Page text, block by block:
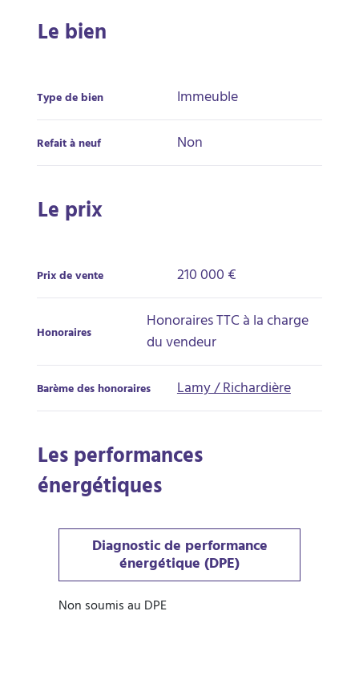
Le bien
Type de bien Immeuble
Refait à neuf Non
Le prix
Prix de vente 210 000 €
Honoraires Honoraires TTC à la charge
du vendeur
Barème des honoraires Lamy / Richardière
Les performances
énergétiques
Diagnostic de performance
énergétique (DPE)
Non soumis au DPE